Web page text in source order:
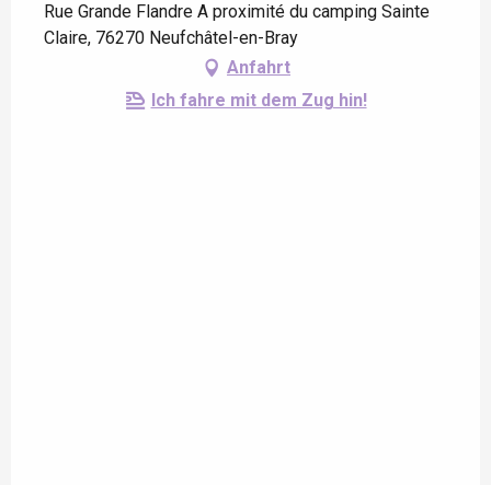
Rue Grande Flandre A proximité du camping Sainte
Claire, 76270 Neufchâtel-en-Bray
Anfahrt
Ich fahre mit dem Zug hin!